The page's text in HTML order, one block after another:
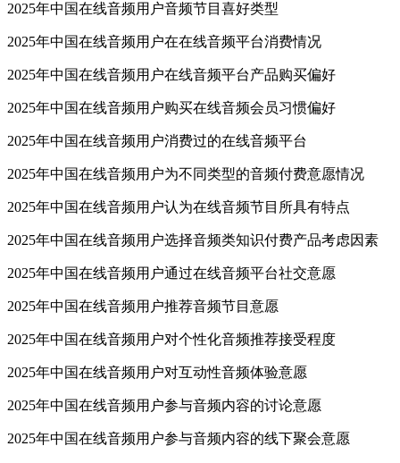
2025年中国在线音频用户音频节目喜好类型
2025年中国在线音频用户在在线音频平台消费情况
2025年中国在线音频用户在线音频平台产品购买偏好
2025年中国在线音频用户购买在线音频会员习惯偏好
2025年中国在线音频用户消费过的在线音频平台
2025年中国在线音频用户为不同类型的音频付费意愿情况
2025年中国在线音频用户认为在线音频节目所具有特点
2025年中国在线音频用户选择音频类知识付费产品考虑因素
2025年中国在线音频用户通过在线音频平台社交意愿
2025年中国在线音频用户推荐音频节目意愿
2025年中国在线音频用户对个性化音频推荐接受程度
2025年中国在线音频用户对互动性音频体验意愿
2025年中国在线音频用户参与音频内容的讨论意愿
2025年中国在线音频用户参与音频内容的线下聚会意愿